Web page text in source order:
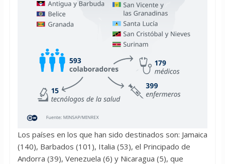
Los países en los que han sido destinados son: Jamaica
(140), Barbados (101), Italia (53), el Principado de
Andorra (39), Venezuela (6) y Nicaragua (5), que